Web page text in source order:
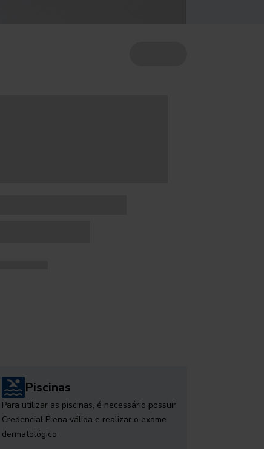
Piscinas
Para utilizar as piscinas, é necessário possuir
Credencial Plena válida e realizar o exame
dermatológico